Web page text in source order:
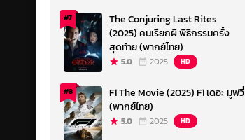
#7
The Conjuring Last Rites
(2025) คนเรียกผี พิธีกรรมครั้ง
สุดท้าย (พากย์ไทย)
5.0 2025 HD
#8
F1 The Movie (2025) F1 เดอะ มูฟวี่
(พากย์ไทย)
5.0 2025 HD